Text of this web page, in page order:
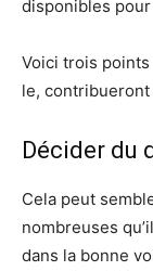
disponibles pour
Voici trois
le, contribueront
Décider du
Cela peut
nombreuses
dans la bonne